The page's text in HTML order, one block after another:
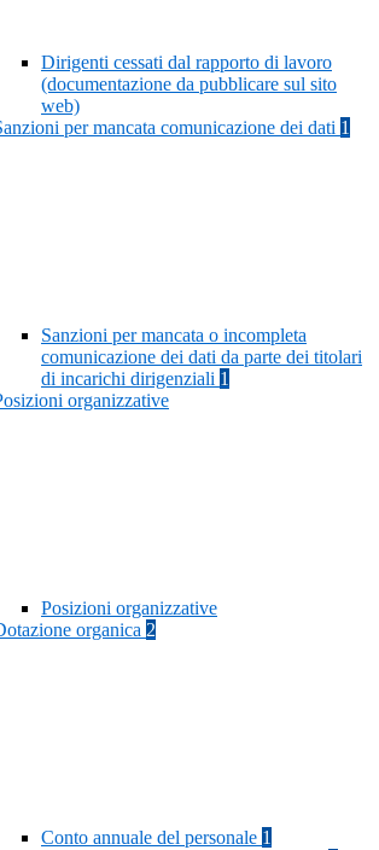
Dirigenti cessati dal rapporto di lavoro
(documentazione da pubblicare sul sito
web)
per mancata comunicazione dei dati 1
Sanzioni per mancata o incompleta
comunicazione dei dati da parte dei titolari
di incarichi dirigenziali 1
organizzative
Posizioni organizzative
organica 2
Conto annuale del personale 1